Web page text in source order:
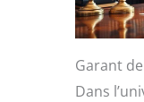
Garant
Dans